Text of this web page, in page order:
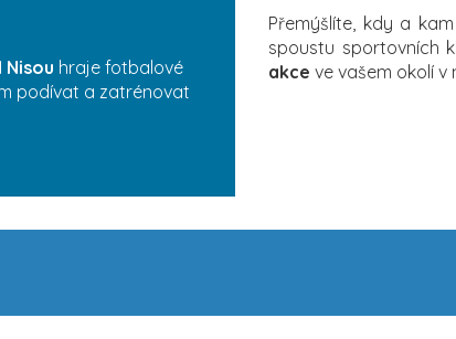
Nisou hraje fotbalové
podívat a zatrénovat
Přemýšlíte, kdy a
spoustu sportovních
akce ve vašem okolí v